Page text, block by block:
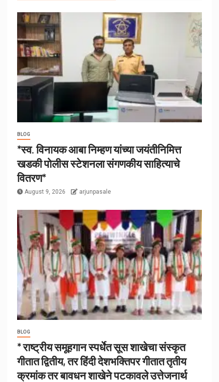
BLOG
*स्व. विनायक आबा निम्हण यांच्या जयंतीनिमित्त
खडकी पोलीस स्टेशनला संगणकीय साहित्याचे
वितरण*
August 9, 2026 arjunpasale
BLOG
* राष्ट्रीय समूहगान स्पर्धेत सूस शाखेचा संस्कृत
गीतात द्वितीय, तर हिंदी देशभक्तिपर गीतात तृतीय
क्रमांक तर बावधन शाखेने पटकावले उत्तेजनार्थ